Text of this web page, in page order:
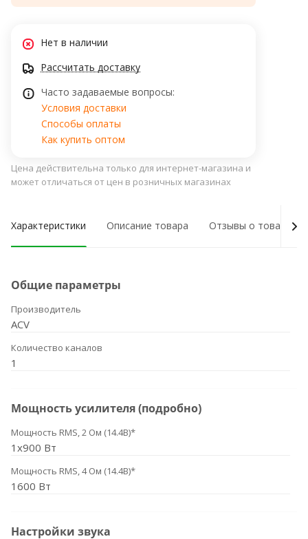
Нет в наличии
Рассчитать доставку
Часто задаваемые вопросы:
Условия доставки
Способы оплаты
Как купить оптом
Цена действительна только для интернет-магазина и
может отличаться от цен в розничных магазинах
Характеристики Описание товара Отзывы о товаре
Общие параметры
Производитель
ACV
Количество каналов
1
Мощность усилителя (подробно)
Мощность RMS, 2 Ом (14.4В)*
1x900 Вт
Мощность RMS, 4 Ом (14.4В)*
1600 Вт
Настройки звука